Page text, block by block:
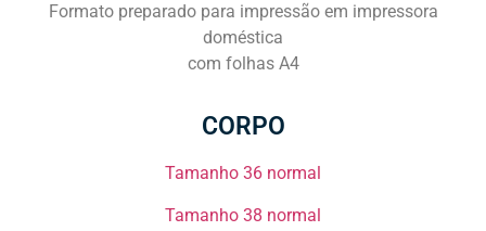
Formato preparado para impressão em impressora
doméstica
com folhas A4
CORPO
Tamanho 36 normal​
Tamanho 38 normal​​